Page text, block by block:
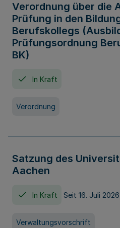
Verordnung über die
Prüfung in den
Berufskollegs
Prüfungsordnung
BK)
In Kraft
Verordnung
Satzung des
Aachen
In Kraft Seit 16. Juli 2026
Verwaltungsvorschrift